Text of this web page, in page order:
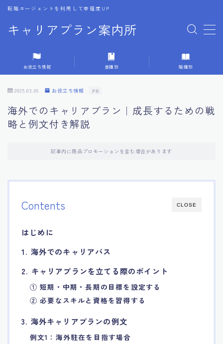
キャリアプラン案内所
転職エージェントを利用して幸福度UP
MENU
1.転職エージェントの選び方
3.キャリア相談時の質問リスト
4.キャリア目標設定の方法
5.キャリアチェンジの体験談
6.専門家からのアドバイス集
7.エージェント面談のポイント
9.年代別の目標設定ポイント
10.エージェント利用時の注意点
お役立ち情報 業種別 職種別
2025.03.06 お役立ち情報 PR
海外でのキャリアプラン｜成長するための戦
略と例文付き解説
記事内に商品プロモーションを含む場合があります
CLOSE
Contents
はじめに
1. 海外でのキャリアパス
2. キャリアプランを立てる際のポイント
① 短期・中期・長期の目標を設定する
② 必要なスキルと資格を習得する
3. 海外キャリアプランの例文
例文1：海外駐在を目指す場合